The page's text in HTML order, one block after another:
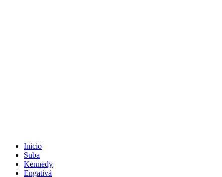
Inicio
Suba
Kennedy
Engativá